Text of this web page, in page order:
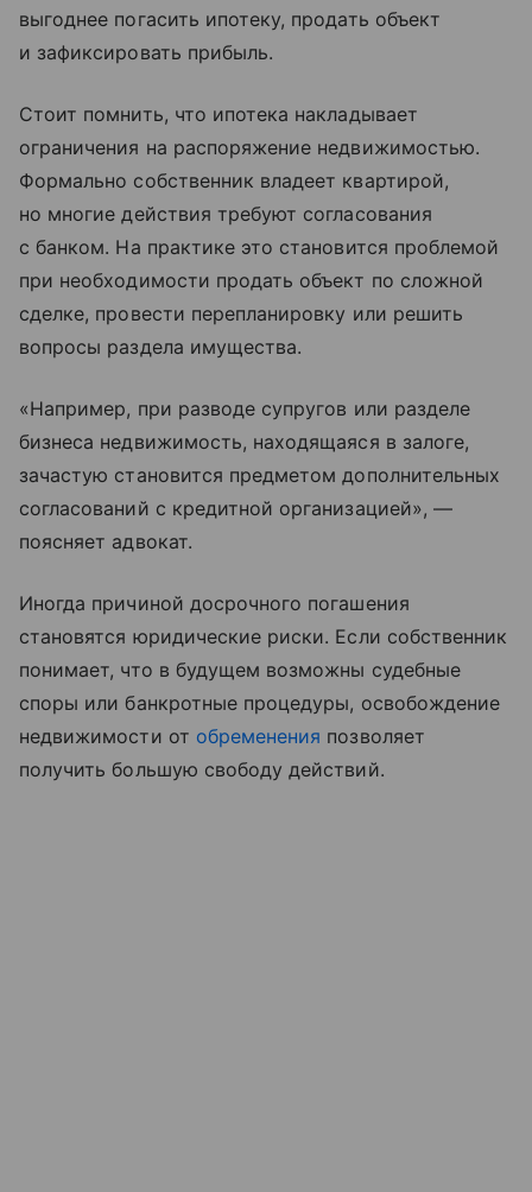
выгоднее погасить ипотеку, продать объект
и зафиксировать прибыль.
Стоит помнить, что ипотека накладывает
ограничения на распоряжение недвижимостью.
Формально собственник владеет квартирой,
но многие действия требуют согласования
с банком. На практике это становится проблемой
при необходимости продать объект по сложной
сделке, провести перепланировку или решить
вопросы раздела имущества.
«Например, при разводе супругов или разделе
бизнеса недвижимость, находящаяся в залоге,
зачастую становится предметом дополнительных
согласований с кредитной организацией», —
поясняет адвокат.
Иногда причиной досрочного погашения
становятся юридические риски. Если собственник
понимает, что в будущем возможны судебные
споры или банкротные процедуры, освобождение
недвижимости от обременения позволяет
получить большую свободу действий.